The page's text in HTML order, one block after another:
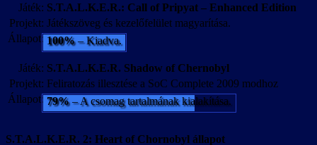
Játék: S.T.A.L.K.E.R.: Call of Pripyat – Enhanced Edition
Projekt: Játékszöveg és kezelőfelület magyarítása.
Állapot: 100%– Kiadva.
Játék: S.T.A.L.K.E.R. Shadow of Chernobyl
Projekt: Feliratozás illesztése a SoC Complete 2009 modhoz
Állapot: 79%– A csomag tartalmának kialakítása.
S.T.A.L.K.E.R. 2: Heart of Chornobyl állapot